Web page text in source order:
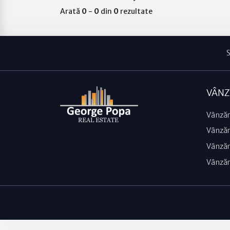
Arată 0 - 0 din 0 rezultate